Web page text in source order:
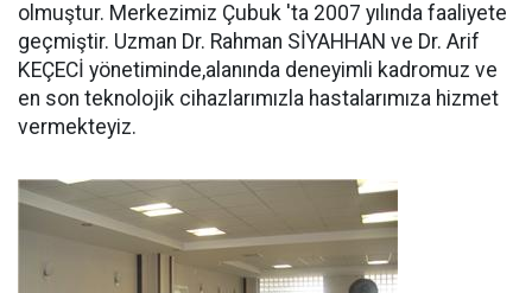
olmuştur. Merkezimiz Çubuk 'ta 2007 yılında faaliyete
geçmiştir. Uzman Dr. Rahman SİYAHHAN ve Dr. Arif
KEÇECİ yönetiminde,alanında deneyimli kadromuz ve
en son teknolojik cihazlarımızla hastalarımıza hizmet
vermekteyiz.